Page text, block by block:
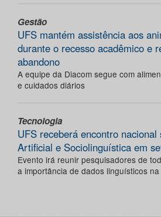
Gestão
UFS mantém assistência aos
durante o recesso acadêmico e
abandono
A equipe da Diacom segue com
e cuidados diários
Tecnologia
UFS receberá encontro
Artificial e Sociolinguística em
Evento irá reunir pesquisadores de
a importância de dados linguísticos